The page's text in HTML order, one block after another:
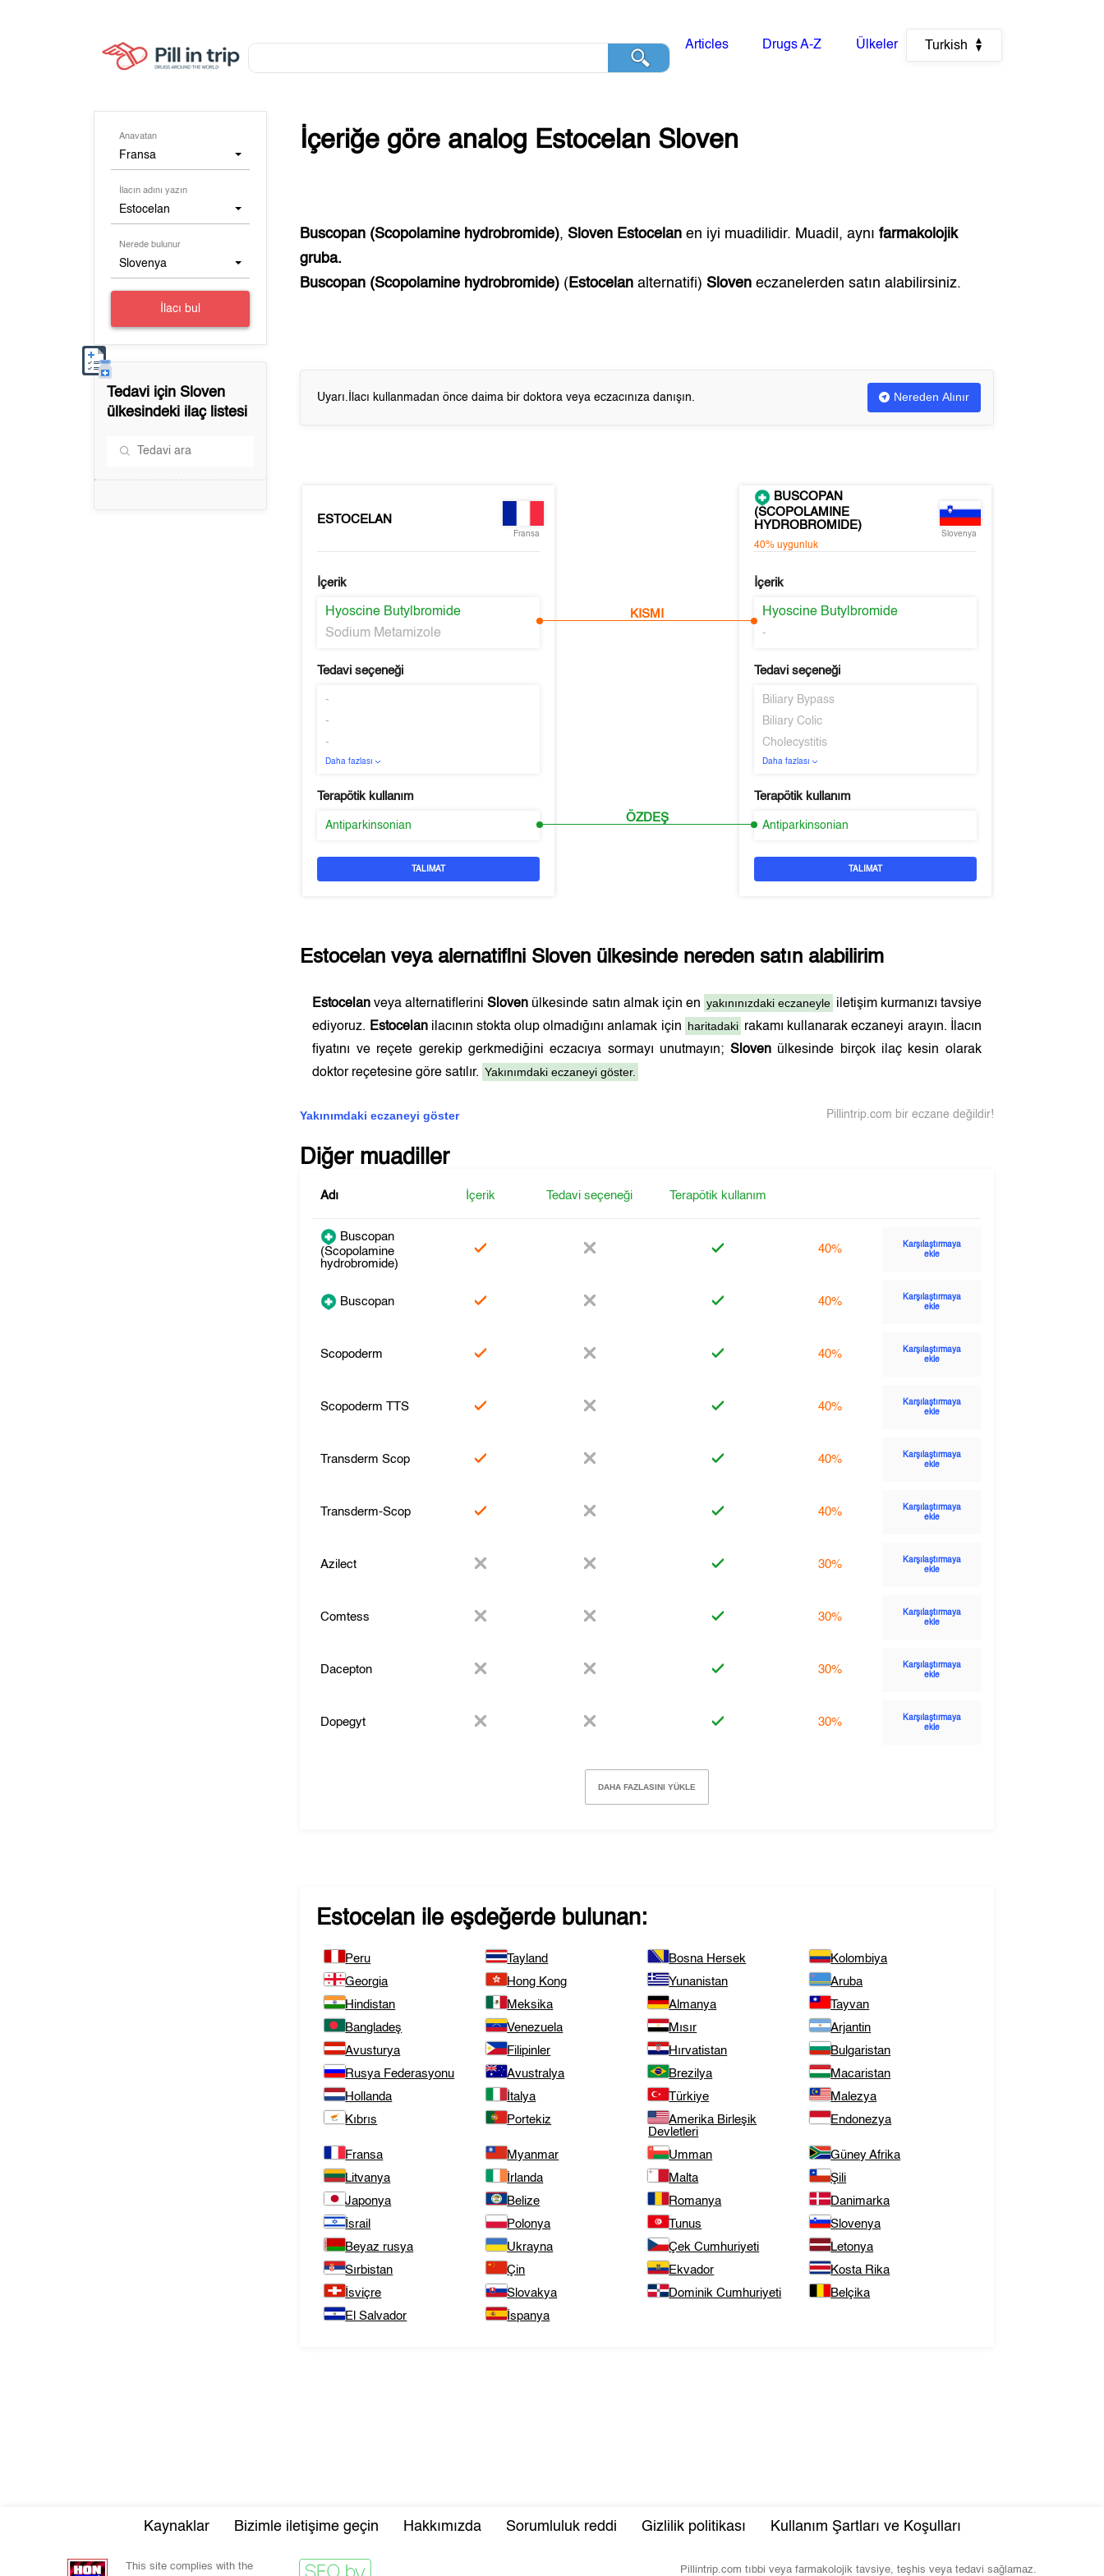
Articles Drugs A-Z Ülkeler Turkish
Anavatan
Fransa
İlacın adını yazın
Estocelan
Nerede bulunur
Slovenya
İlacı bul
Tedavi için Sloven
ülkesindeki ilaç listesi
İçeriğe göre analog Estocelan Sloven
Buscopan (Scopolamine hydrobromide), Sloven Estocelan en iyi muadilidir. Muadil, aynı farmakolojik
gruba.
Buscopan (Scopolamine hydrobromide) ( Estocelan alternatifi) Sloven eczanelerden satın alabilirsiniz.
Uyarı.İlacı kullanmadan önce daima bir doktora veya eczacınıza danışın. Nereden Alınır
ESTOCELAN
Fransa
İçerik
Hyoscine Butylbromide
Sodium Metamizole
Tedavi seçeneği
-
-
-
Daha fazlası
Terapötik kullanım
Antiparkinsonian
TALIMAT
KISMI
ÖZDEŞ
BUSCOPAN
(SCOPOLAMINE
HYDROBROMIDE)
40% uygunluk
Slovenya
İçerik
Hyoscine Butylbromide
-
Tedavi seçeneği
Biliary Bypass
Biliary Colic
Cholecystitis
Daha fazlası
Terapötik kullanım
Antiparkinsonian
TALIMAT
Estocelan veya alernatifini Sloven ülkesinde nereden satın alabilirim
Estocelan veya alternatifleriniSloven ülkesinde satın almak için en yakınınızdaki eczaneyle iletişim kurmanızı tavsiye
ediyoruz. Estocelanilacının stokta olup olmadığını anlamak için haritadaki rakamı kullanarak eczaneyi arayın. İlacın
fiyatını ve reçete gerekip gerkmediğini eczacıya sormayı unutmayın; Slovenülkesinde birçok ilaç kesin olarak
doktor reçetesine göre satılır. Yakınımdaki eczaneyi göster.
Yakınımdaki eczaneyi göster Pillintrip.com bir eczane değildir!
Diğer muadiller
Adı İçerik Tedavi seçeneği Terapötik kullanım
Buscopan
(Scopolamine
hydrobromide)
40%
Karşılaştırmaya
ekle
Buscopan 40%
Karşılaştırmaya
ekle
Scopoderm 40%
Karşılaştırmaya
ekle
Scopoderm TTS 40%
Karşılaştırmaya
ekle
Transderm Scop 40%
Karşılaştırmaya
ekle
Transderm-Scop 40%
Karşılaştırmaya
ekle
Azilect 30%
Karşılaştırmaya
ekle
Comtess 30%
Karşılaştırmaya
ekle
Dacepton 30%
Karşılaştırmaya
ekle
Dopegyt 30%
Karşılaştırmaya
ekle
DAHA FAZLASINI YÜKLE
Estocelan ile eşdeğerde bulunan:
Peru Tayland Bosna Hersek
Kolombiya
Georgia
Hong Kong Yunanistan
Aruba
Hindistan
Meksika Almanya
Tayvan
Bangladeş
Venezuela Mısır
Arjantin
Avusturya
Filipinler Hırvatistan
Bulgaristan
Rusya Federasyonu
Avustralya Brezilya
Macaristan
Hollanda
İtalya Türkiye
Malezya
Kıbrıs
Portekiz
Amerika Birleşik
Devletleri
Endonezya
Fransa Myanmar Umman
Güney Afrika
Litvanya
İrlanda Malta
Şili
Japonya
Belize Romanya
Danimarka
İsrail
Polonya Tunus
Slovenya
Beyaz rusya
Ukrayna Çek Cumhuriyeti
Letonya
Sırbistan
Çin Ekvador
Kosta Rika
İsviçre
Slovakya Dominik Cumhuriyeti
Belçika
El Salvador
İspanya
Kaynaklar Bizimle iletişime geçin Hakkımızda Sorumluluk reddi Gizlilik politikası Kullanım Şartları ve Koşulları
This site complies with the Pillintrip.com tıbbi veya farmakolojik tavsiye, teşhis veya tedavi sağlamaz.